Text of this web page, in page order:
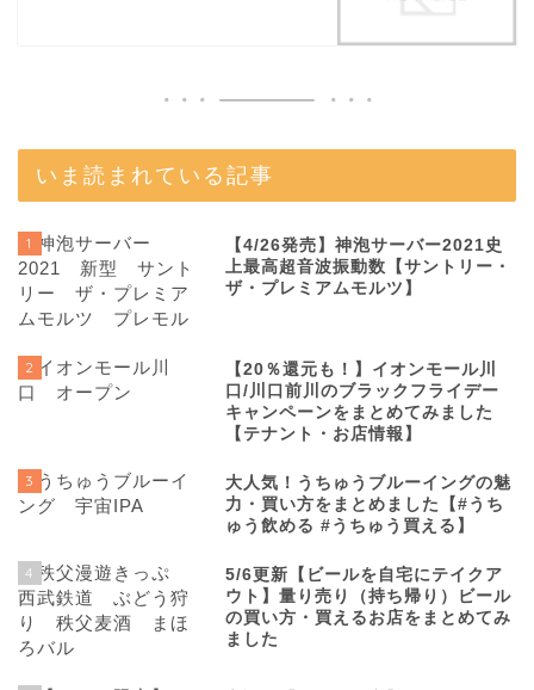
いま読まれている記事
1
【4/26発売】神泡サーバー2021史
上最高超音波振動数【サントリー・
ザ・プレミアムモルツ】
2
【20％還元も！】イオンモール川
口/川口前川のブラックフライデー
キャンペーンをまとめてみました
【テナント・お店情報】
3
大人気！うちゅうブルーイングの魅
力・買い方をまとめました【#うち
ゅう飲める #うちゅう買える】
4
5/6更新【ビールを自宅にテイクア
ウト】量り売り（持ち帰り）ビール
の買い方・買えるお店をまとめてみ
ました